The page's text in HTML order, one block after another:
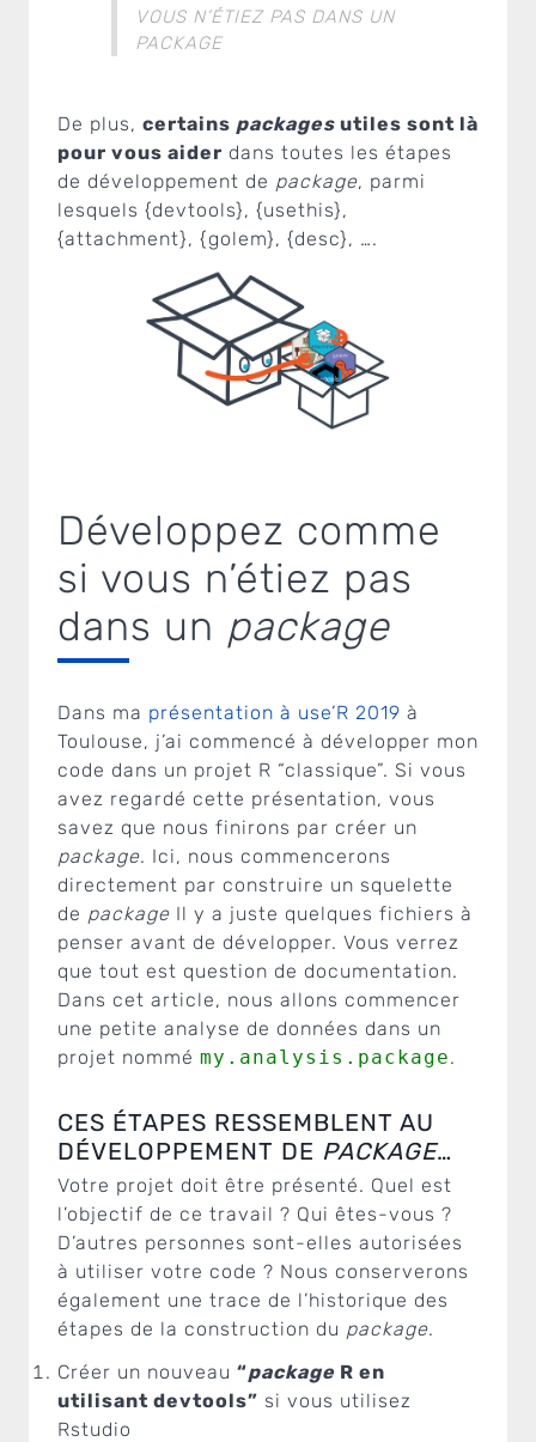
VOUS N’ÉTIEZ PAS DANS UN
PACKAGE
De plus, certains packages utiles sont là
pour vous aider dans toutes les étapes
de développement de package, parmi
lesquels {devtools}, {usethis},
{attachment}, {golem}, {desc}, ….
Développez comme
si vous n’étiez pas
dans un package
Dans ma présentation à use’R 2019 à
Toulouse, j’ai commencé à développer mon
code dans un projet R “classique”. Si vous
avez regardé cette présentation, vous
savez que nous finirons par créer un
package. Ici, nous commencerons
directement par construire un squelette
de package Il y a juste quelques fichiers à
penser avant de développer. Vous verrez
que tout est question de documentation.
Dans cet article, nous allons commencer
une petite analyse de données dans un
projet nommé my.analysis.package.
CES ÉTAPES RESSEMBLENT AU
DÉVELOPPEMENT DE PACKAGE…
Votre projet doit être présenté. Quel est
l’objectif de ce travail ? Qui êtes-vous ?
D’autres personnes sont-elles autorisées
à utiliser votre code ? Nous conserverons
également une trace de l’historique des
étapes de la construction du package.
Créer un nouveau “package R en
utilisant devtools” si vous utilisez
Rstudio